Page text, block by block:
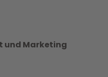
und Marketing